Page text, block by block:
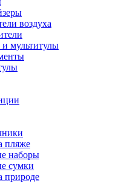
воздуха
мультитулы
пляже
наборы
сумки
природе